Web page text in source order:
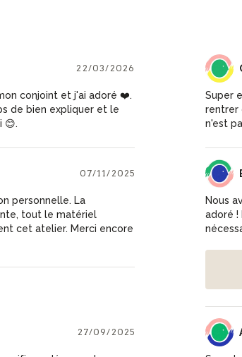
22/03/2026
conjoint et j'ai adoré ❤️.
de bien expliquer et le
😊.
CL
Super
rentrer
n'est
07/11/2025
personnelle. La
tout le matériel
cet atelier. Merci encore
ED
Nous
adoré !
27/09/2025 AM